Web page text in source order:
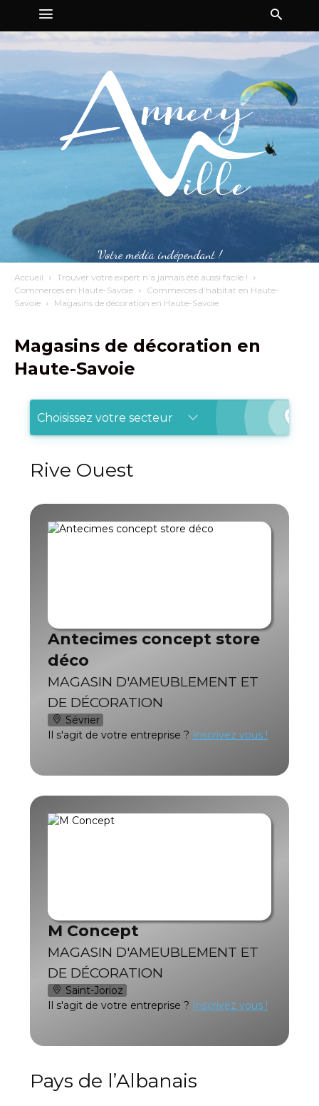
Votre média indépendant !
Accueil
Trouver votre expert n’a jamais été aussi facile !
Commerces en Haute-Savoie
Commerces d’habitat en Haute-
Savoie
Magasins de décoration en Haute-Savoie
Magasins de décoration en
Haute-Savoie
Choisissez votre secteur
Rive Ouest
Antecimes concept store
déco
MAGASIN D'AMEUBLEMENT ET
DE DÉCORATION
Sévrier
Il s'agit de votre entreprise ? Inscrivez vous !
M Concept
MAGASIN D'AMEUBLEMENT ET
DE DÉCORATION
Saint-Jorioz
Il s'agit de votre entreprise ? Inscrivez vous !
Pays de l’Albanais